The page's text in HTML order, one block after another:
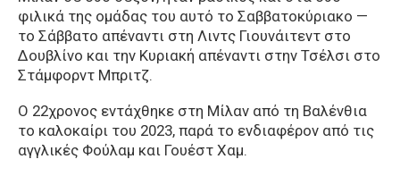
φιλικά της ομάδας του αυτό το Σαββατοκύριακο —
το Σάββατο απέναντι στη Λιντς Γιουνάιτεντ στο
Δουβλίνο και την Κυριακή απέναντι στην Τσέλσι στο
Στάμφορντ Μπριτζ.
Ο 22χρονος εντάχθηκε στη Μίλαν από τη Βαλένθια
το καλοκαίρι του 2023, παρά το ενδιαφέρον από τις
αγγλικές Φούλαμ και Γουέστ Χαμ.